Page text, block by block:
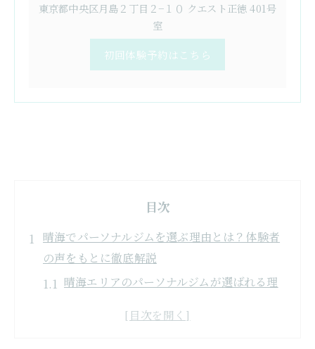
東京都中央区月島２丁目２−１０ クエスト正徳 401号
室
初回体験予約はこちら
目次
晴海でパーソナルジムを選ぶ理由とは？体験者
の声をもとに徹底解説
晴海エリアのパーソナルジムが選ばれる理